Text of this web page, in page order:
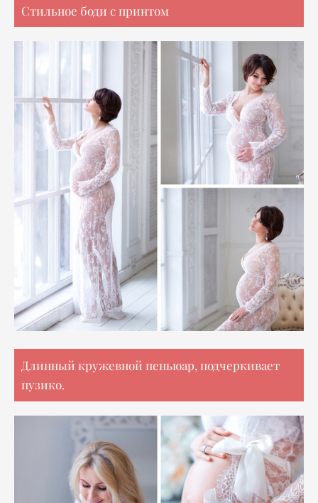
Стильное боди с принтом
Длинный кружевной пеньюар, подчеркивает
пузико.